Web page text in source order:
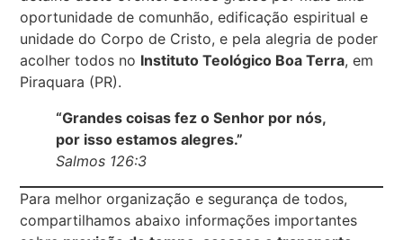
oportunidade de comunhão, edificação espiritual e
unidade do Corpo de Cristo, e pela alegria de poder
acolher todos no Instituto Teológico Boa Terra, em
Piraquara (PR).
“Grandes coisas fez o Senhor por nós,
por isso estamos alegres.”
Salmos 126:3
Para melhor organização e segurança de todos,
compartilhamos abaixo informações importantes